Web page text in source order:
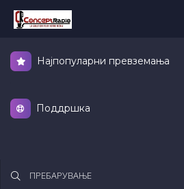
Најпопуларни превземања
Поддршка